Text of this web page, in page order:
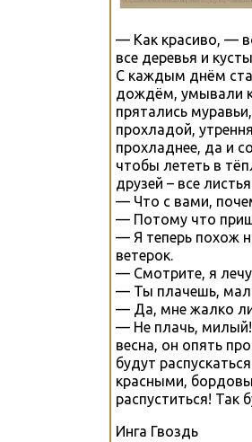
— Как красиво, —
все деревья и
С каждым днём
дождём, умывали
прятались
прохладой,
прохладнее, да и
чтобы лететь в
друзей – все
— Что с вами,
— Потому что
— Я теперь похож
ветерок.
— Смотрите, я
— Ты плачешь,
— Да, мне жалко
— Не плачь, милый!
весна, он опять
будут
красными,
распуститься! Так
Инга Гвоздь